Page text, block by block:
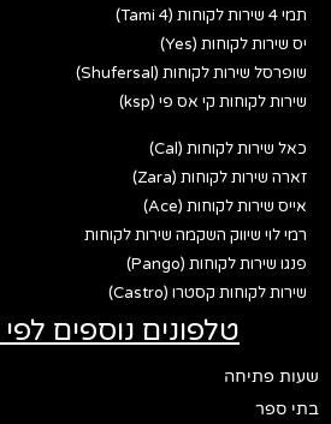
תמי 4 שירות לקוחות (Tami 4)
יס שירות לקוחות (Yes)
שופרסל שירות לקוחות (Shufersal)
שירות לקוחות קי אס פי (ksp)
כאל שירות לקוחות (Cal)
זארה שירות לקוחות (Zara)
אייס שירות לקוחות (Ace)
רמי לוי שיווק השקמה שירות לקוחות
פנגו שירות לקוחות (Pango)
שירות לקוחות קסטרו (Castro)
טלפונים נוספים
שעות פתיחה
בתי ספר